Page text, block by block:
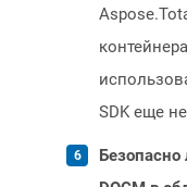
SDK еще
Безопасно